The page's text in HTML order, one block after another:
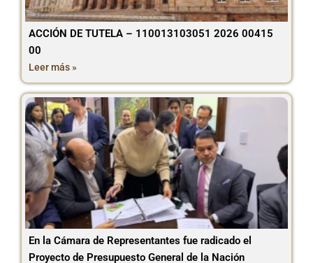
ACCIÓN DE TUTELA – 110013103051 2026 00415
00
Leer más »
En la Cámara de Representantes fue radicado el
Proyecto de Presupuesto General de la Nación